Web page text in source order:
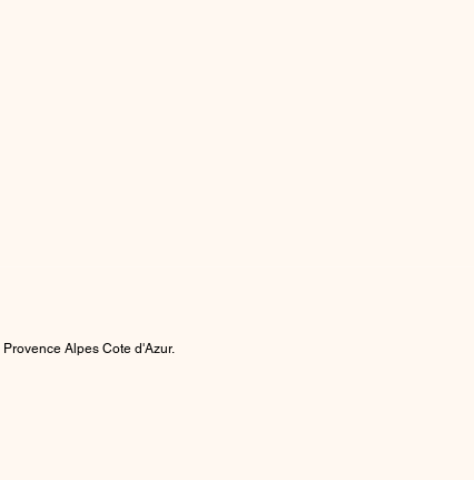
Alpes Cote d'Azur.